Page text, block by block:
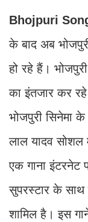
Bhojpuri
के बाद अब
हो रहे हैं।
का इंतजार कर
भोजपुरी सिनेमा
लाल यादव सोशल
एक गाना इंटरनेट
सुपरस्टार के साथ
शामिल है। इस